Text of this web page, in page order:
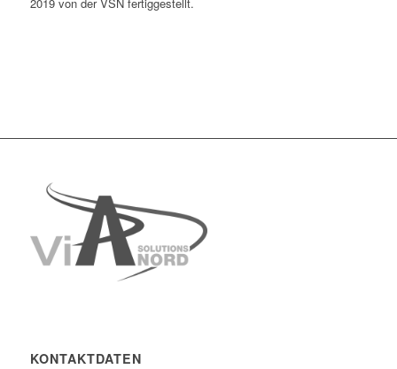
2019 von der VSN fertiggestellt.
KONTAKTDATEN